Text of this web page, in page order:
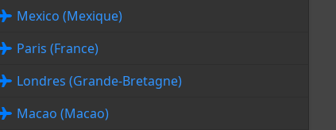
Mexico (Mexique)
Paris (France)
Londres (Grande-Bretagne)
Macao (Macao)